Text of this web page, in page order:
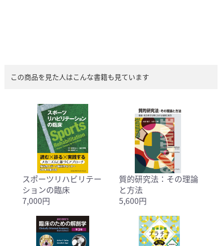
この商品を見た人はこんな書籍も見ています
スポーツリハビリテー
ションの臨床
7,000円
質的研究法：その理論
と方法
5,600円